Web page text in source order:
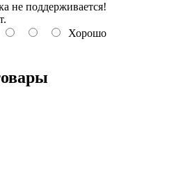
не поддерживается!
Хорошо